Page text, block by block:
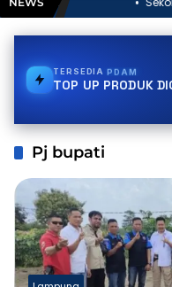
Peserta dari 15 Kampung
TERSEDIAE-WALLET
TOP UP PRODUK
Pj bupati